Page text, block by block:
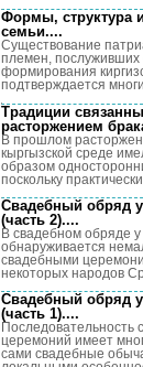
Формы, структура
семьи....
Существование
племен, послуживших
формирования
подтверждается
Традиции
расторжением
В прошлом
кыргызской среде
образом
поскольку практически
Свадебный обряд
(часть 2)....
В свадебном обряде у
обнаруживается
свадебными
некоторых народов
Свадебный обряд
(часть 1)....
Последовательность
церемоний имеет
сами свадебные